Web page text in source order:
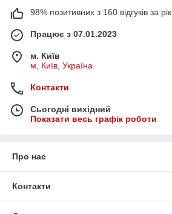
98% позитивних з 160 відгуків за рік
Працює з 07.01.2023
м. Київ
м, Київ, Україна
Контакти
Сьогодні вихідний
Показати весь графік роботи
Про нас
Контакти